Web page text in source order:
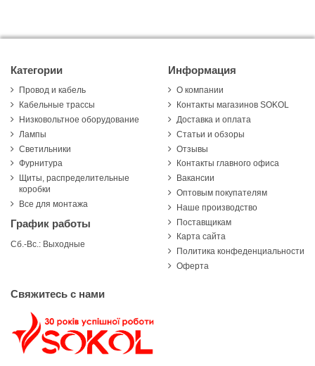
Категории
Провод и кабель
Кабельные трассы
Низковольтное оборудование
Лампы
Светильники
Фурнитура
Щиты, распределительные
коробки
Все для монтажа
График работы
Сб.-Вс.: Выходные
Информация
О компании
Контакты магазинов SOKOL
Доставка и оплата
Статьи и обзоры
Отзывы
Контакты главного офиса
Вакансии
Оптовым покупателям
Наше производство
Поставщикам
Карта сайта
Политика конфеденциальности
Оферта
Свяжитесь с нами